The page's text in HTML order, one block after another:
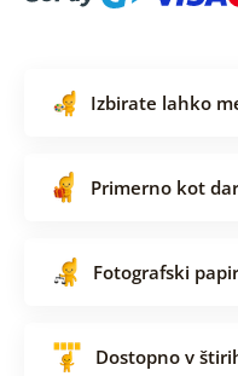
Izbirate lahko
Primerno kot
Fotografski
Dostopno v